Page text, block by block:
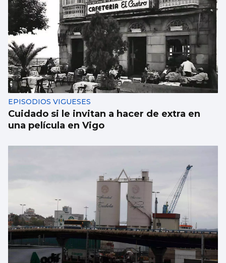
EPISODIOS VIGUESES
Cuidado si le invitan a hacer de extra en
una película en Vigo